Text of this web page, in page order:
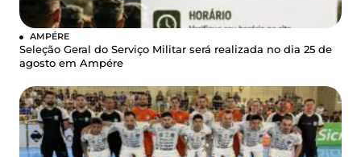
AMPÉRE
Seleção Geral do Serviço Militar será realizada no dia 25 de
agosto em Ampére